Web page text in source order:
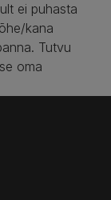
ei puhasta
kana
Tutvu
oma